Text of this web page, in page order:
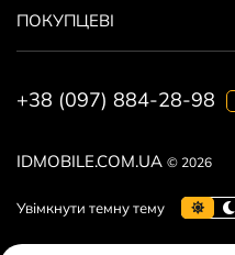
IDMOBILE.COM.UA © 2026
ПОКУПЦЕВІ
+38 (097) 884-28-98